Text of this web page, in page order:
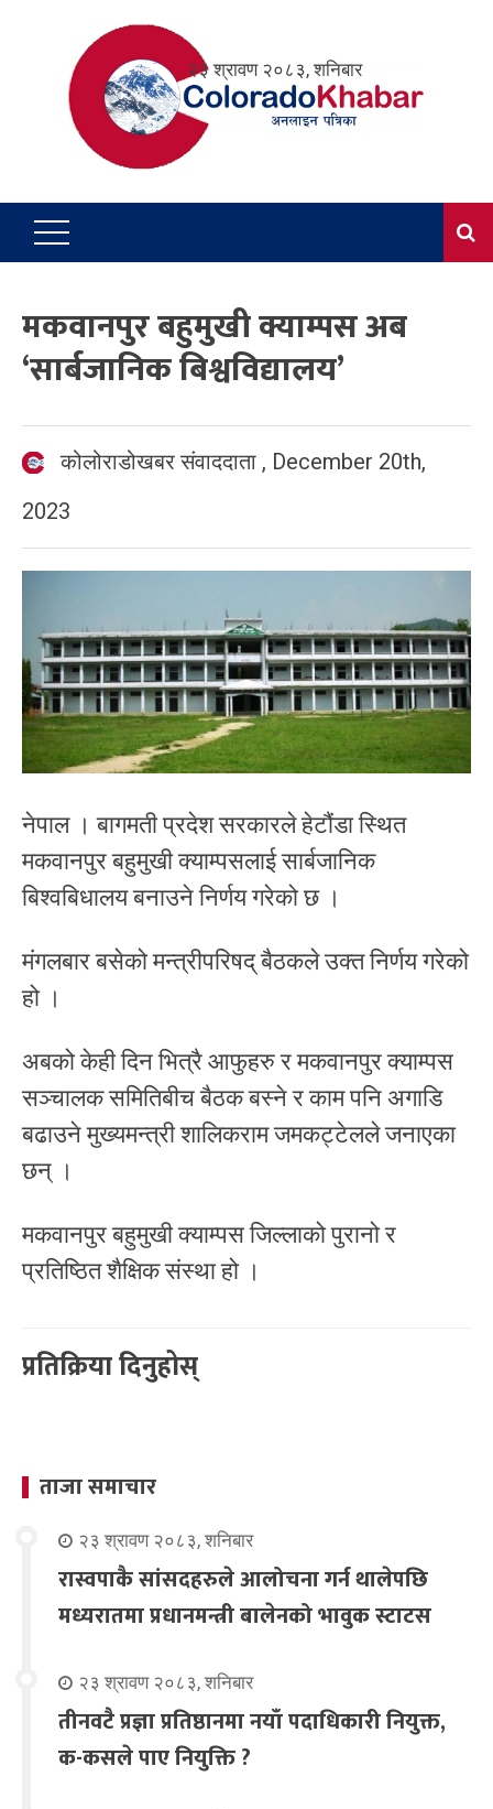
२३ श्रावण २०८३, शनिबार
मकवानपुर बहुमुखी क्याम्पस अब
‘सार्बजानिक बिश्वविद्यालय’
कोलोराडोखबर संवाददाता , December 20th,
2023
नेपाल । बागमती प्रदेश सरकारले हेटौंडा स्थित
मकवानपुर बहुमुखी क्याम्पसलाई सार्बजानिक
बिश्वबिधालय बनाउने निर्णय गरेको छ ।
मंगलबार बसेको मन्त्रीपरिषद् बैठकले उक्त निर्णय गरेको
हो ।
अबको केही दिन भित्रै आफुहरु र मकवानपुर क्याम्पस
सञ्चालक समितिबीच बैठक बस्ने र काम पनि अगाडि
बढाउने मुख्यमन्त्री शालिकराम जमकट्टेलले जनाएका
छन् ।
मकवानपुर बहुमुखी क्याम्पस जिल्लाको पुरानो र
प्रतिष्ठित शैक्षिक संस्था हो ।
प्रतिक्रिया दिनुहोस्
ताजा समाचार
२३ श्रावण २०८३, शनिबार
रास्वपाकै सांसदहरुले आलोचना गर्न थालेपछि
मध्यरातमा प्रधानमन्त्री बालेनको भावुक स्टाटस
२३ श्रावण २०८३, शनिबार
तीनवटै प्रज्ञा प्रतिष्ठानमा नयाँ पदाधिकारी नियुक्त,
क-कसले पाए नियुक्ति ?